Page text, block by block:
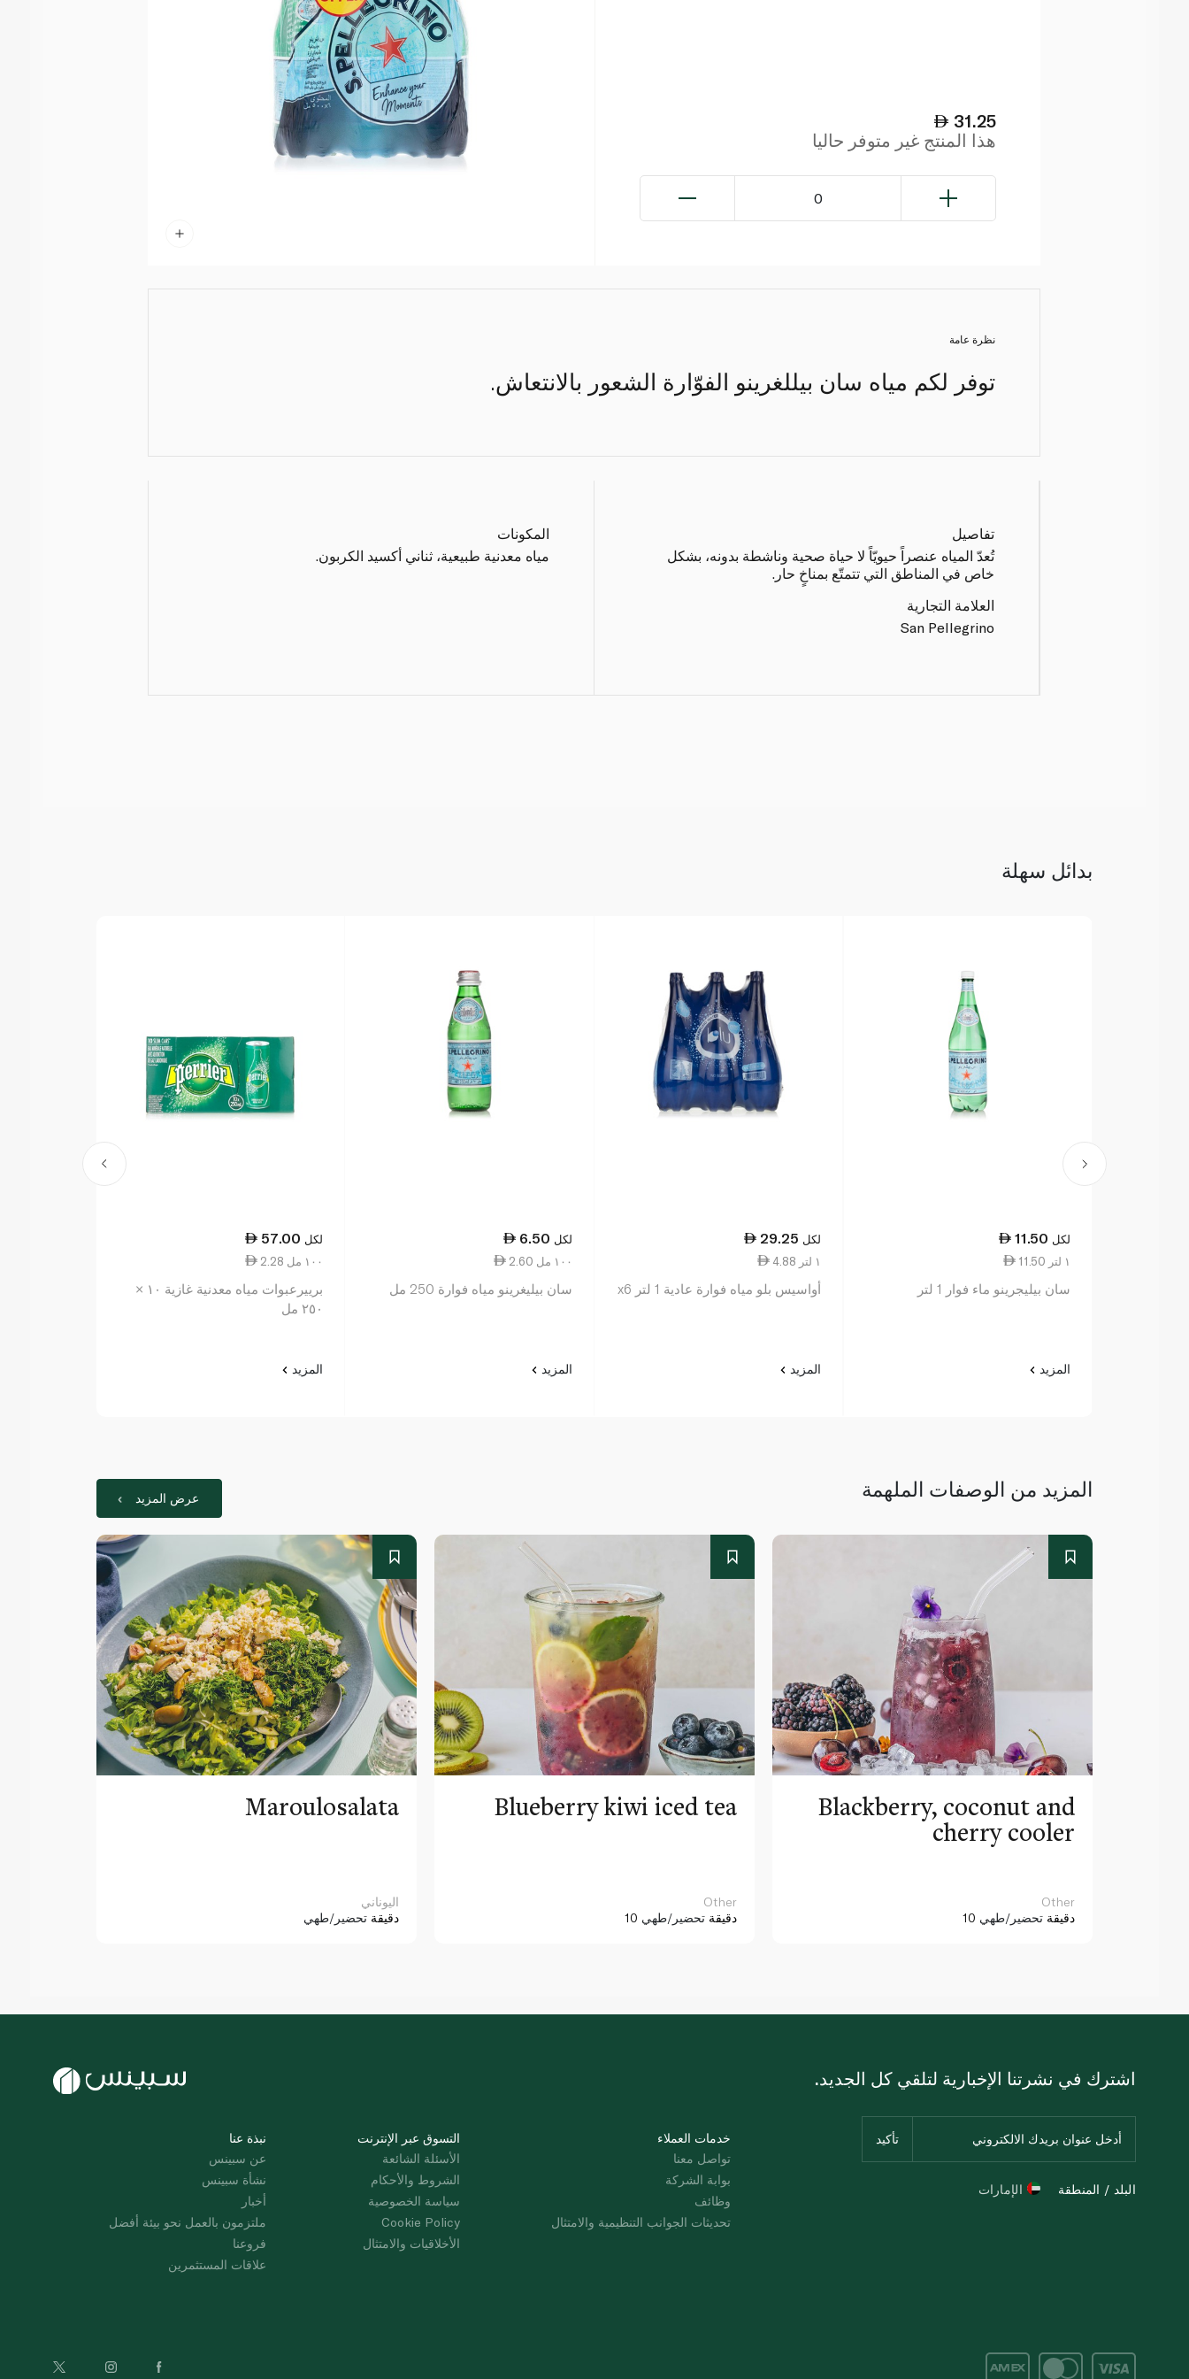
31.25
هذا المنتج غير متوفر حاليا
0
نظرة عامة
توفر لكم مياه سان بيللغرينو الفوّارة الشعور بالانتعاش.
تفاصيل
تُعدّ المياه عنصراً حيويّاً لا حياة صحية وناشطة بدونه، بشكل
خاص في المناطق التي تتمتّع بمناخٍ حار.
العلامة التجارية
San Pellegrino
المكونات
مياه معدنية طبيعية، ثناني أكسيد الكربون.
بدائل سهلة
11.50 لكل
11.50 ١ لتر
سان بيليجرينو ماء فوار 1 لتر
المزيد
29.25 لكل
4.88 ١ لتر
أواسيس بلو مياه فوارة عادية 1 لتر x6
المزيد
6.50 لكل
2.60 ١٠٠ مل
سان بيليغرينو مياه فوارة 250 مل
المزيد
57.00 لكل
2.28 ١٠٠ مل
برييرعبوات مياه معدنية غازية ١٠ ×
٢٥٠ مل
المزيد
المزيد من الوصفات الملهمة عرض المزيد
Maroulosalata
اليوناني
دقيقة تحضير/طهي
Blueberry kiwi iced tea
Other
10 دقيقة تحضير/طهي
Blackberry, coconut and
cherry cooler
Other
10 دقيقة تحضير/طهي
نبذة عنا
عن سبينس
نشأة سبينس
أخبار
ملتزمون بالعمل نحو بيئة أفضل
فروعنا
علاقات المستثمرين
التسوق عبر الإنترنت
الأسئلة الشائعة
الشروط والأحكام
سياسة الخصوصية
Cookie Policy
الأخلاقيات والامتثال
خدمات العملاء
تواصل معنا
بوابة الشركة
وظائف
تحديثات الجوانب التنظيمية والامتثال
اشترك في نشرتنا الإخبارية لتلقي كل الجديد.
البلد / المنطقة الإمارات